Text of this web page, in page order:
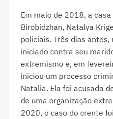
Em maio de 2018, a
Birobidzhan, Natalya
policiais. Três dias
iniciado contra seu
extremismo e, em
iniciou um processo
Natalia. Ela foi acusada
de uma organização
2020, o caso do crente